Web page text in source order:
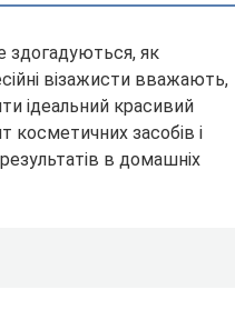
здогадуються, як
візажисти вважають,
ідеальний красивий
косметичних засобів і
в домашніх